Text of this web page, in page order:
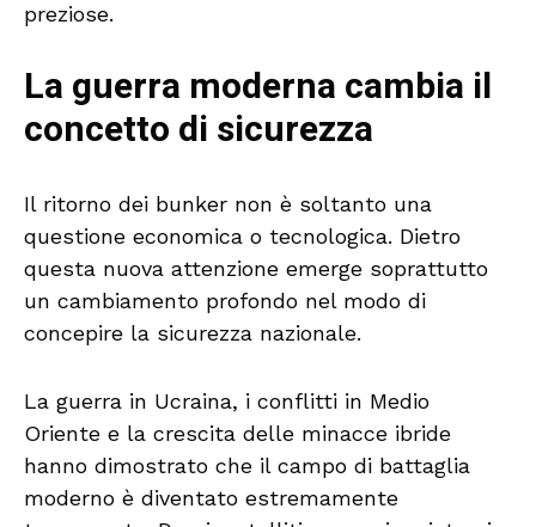
preziose.
La guerra moderna cambia il
concetto di sicurezza
Il ritorno dei bunker non è soltanto una
questione economica o tecnologica. Dietro
questa nuova attenzione emerge soprattutto
un cambiamento profondo nel modo di
concepire la sicurezza nazionale.
La guerra in Ucraina, i conflitti in Medio
Oriente e la crescita delle minacce ibride
hanno dimostrato che il campo di battaglia
moderno è diventato estremamente